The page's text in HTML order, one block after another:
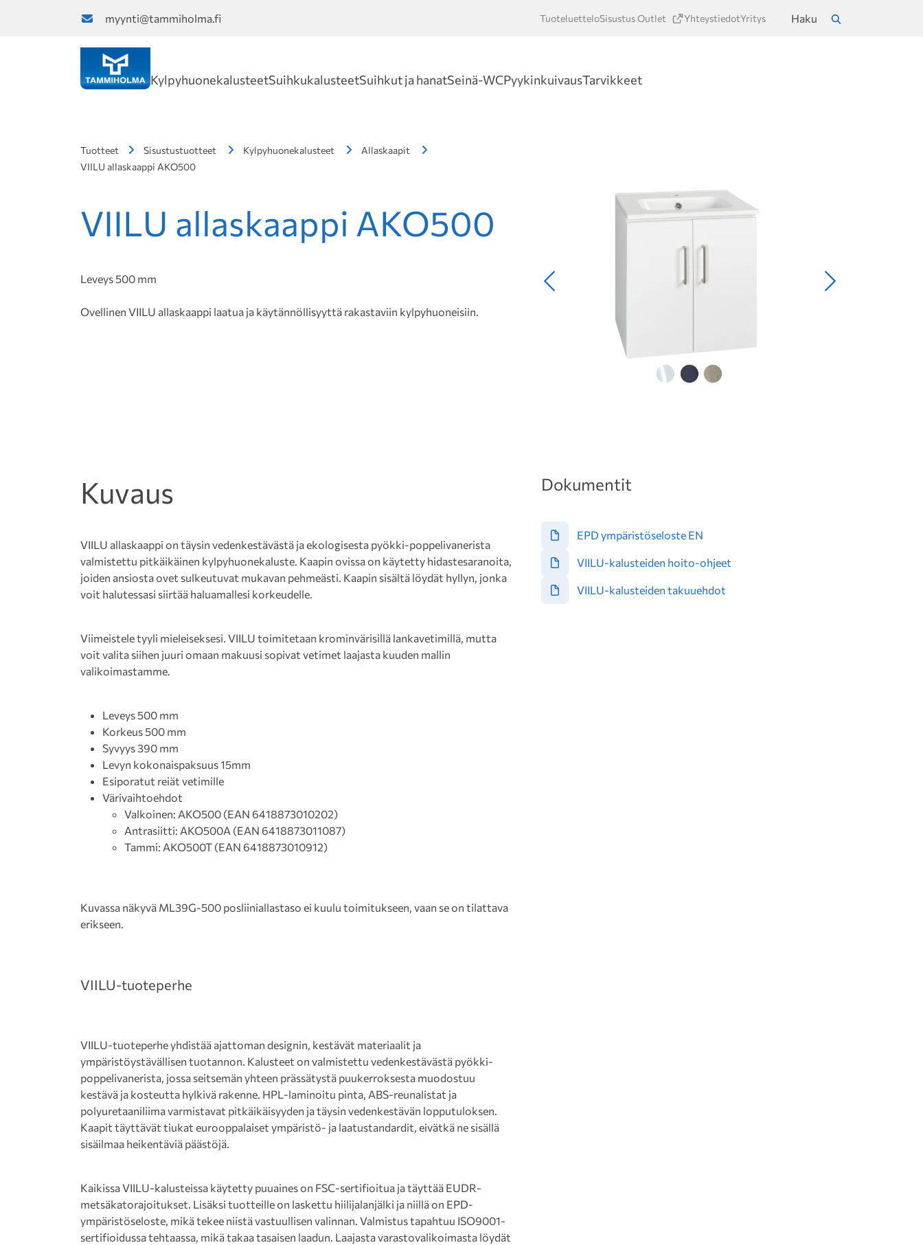
myynti@tammiholma.fi TuoteluetteloSisustus Outlet YhteystiedotYritys
Haku
KylpyhuonekalusteetSuihkukalusteetSuihkut ja hanatSeinä-WCPyykinkuivausTarvikkeet
Tuotteet Sisustustuotteet Kylpyhuonekalusteet
Allaskaapit
VIILU allaskaappi AKO500
VIILU allaskaappi AKO500
Leveys 500 mm
Ovellinen VIILU allaskaappi laatua ja käytännöllisyyttä rakastaviin kylpyhuoneisiin.
Edellinen Seuraava
Kuvaus
VIILU allaskaappi on täysin vedenkestävästä ja ekologisesta pyökki-poppelivanerista
valmistettu pitkäikäinen kylpyhuonekaluste. Kaapin ovissa on käytetty hidastesaranoita,
joiden ansiosta ovet sulkeutuvat mukavan pehmeästi. Kaapin sisältä löydät hyllyn, jonka
voit halutessasi siirtää haluamallesi korkeudelle.
Viimeistele tyyli mieleiseksesi. VIILU toimitetaan krominvärisillä lankavetimillä, mutta
voit valita siihen juuri omaan makuusi sopivat vetimet laajasta kuuden mallin
valikoimastamme.
Leveys 500 mm
Korkeus 500 mm
Syvyys 390 mm
Levyn kokonaispaksuus 15mm
Esiporatut reiät vetimille
Värivaihtoehdot
Valkoinen: AKO500 (EAN 6418873010202)
Antrasiitti: AKO500A (EAN 6418873011087)
Tammi: AKO500T (EAN 6418873010912)
Kuvassa näkyvä ML39G-500 posliiniallastaso ei kuulu toimitukseen, vaan se on tilattava
erikseen.
VIILU-tuoteperhe
VIILU-tuoteperhe yhdistää ajattoman designin, kestävät materiaalit ja
ympäristöystävällisen tuotannon. Kalusteet on valmistettu vedenkestävästä pyökki-
poppelivanerista, jossa seitsemän yhteen prässätystä puukerroksesta muodostuu
kestävä ja kosteutta hylkivä rakenne. HPL-laminoitu pinta, ABS-reunalistat ja
polyuretaaniliima varmistavat pitkäikäisyyden ja täysin vedenkestävän lopputuloksen.
Kaapit täyttävät tiukat eurooppalaiset ympäristö- ja laatustandardit, eivätkä ne sisällä
sisäilmaa heikentäviä päästöjä.
Kaikissa VIILU-kalusteissa käytetty puuaines on FSC-sertifioitua ja täyttää EUDR-
metsäkatorajoitukset. Lisäksi tuotteille on laskettu hiilijalanjälki ja niillä on EPD-
ympäristöseloste, mikä tekee niistä vastuullisen valinnan. Valmistus tapahtuu ISO9001-
sertifioidussa tehtaassa, mikä takaa tasaisen laadun. Laajasta varastovalikoimasta löydät
Dokumentit
EPD ympäristöseloste EN
VIILU-kalusteiden hoito-ohjeet
VIILU-kalusteiden takuuehdot